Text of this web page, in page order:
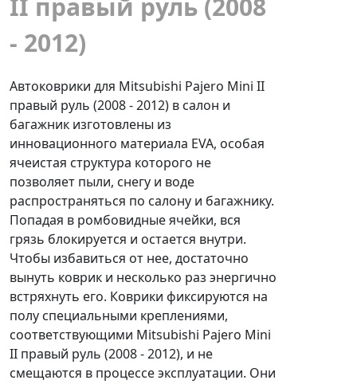
II правый руль (2008
- 2012)
Автоковрики для Mitsubishi Pajero Mini II
правый руль (2008 - 2012) в салон и
багажник изготовлены из
инновационного материала EVA, особая
ячеистая структура которого не
позволяет пыли, снегу и воде
распространяться по салону и багажнику.
Попадая в ромбовидные ячейки, вся
грязь блокируется и остается внутри.
Чтобы избавиться от нее, достаточно
вынуть коврик и несколько раз энергично
встряхнуть его. Коврики фиксируются на
полу специальными креплениями,
соответствующими Mitsubishi Pajero Mini
II правый руль (2008 - 2012), и не
смещаются в процессе эксплуатации. Они